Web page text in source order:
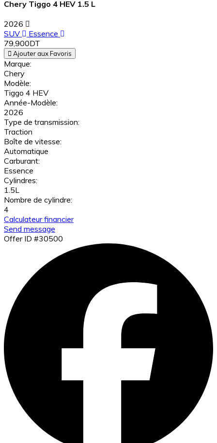
Chery Tiggo 4 HEV 1.5 L
2026
SUV
Essence
79,900DT
Ajouter aux Favoris
Marque:
Chery
Modèle:
Tiggo 4 HEV
Année-Modèle:
2026
Type de transmission:
Traction
Boîte de vitesse:
Automatique
Carburant:
Essence
Cylindres:
1.5L
Nombre de cylindre:
4
Calculateur financier
Send message
Offer ID #30500